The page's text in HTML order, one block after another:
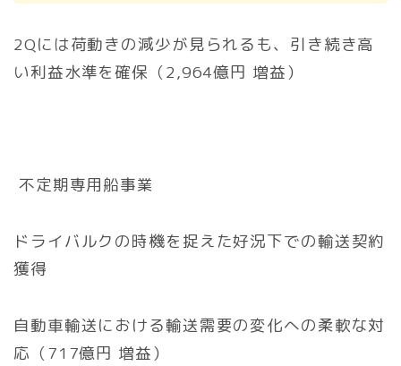
2Qには荷動きの減少が見られるも、引き続き高
い利益水準を確保（2,964億円 増益）
不定期専用船事業
ドライバルクの時機を捉えた好況下での輸送契約
獲得
自動車輸送における輸送需要の変化への柔軟な対
応（717億円 増益）